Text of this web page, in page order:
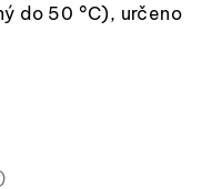
do 50 °C), určeno